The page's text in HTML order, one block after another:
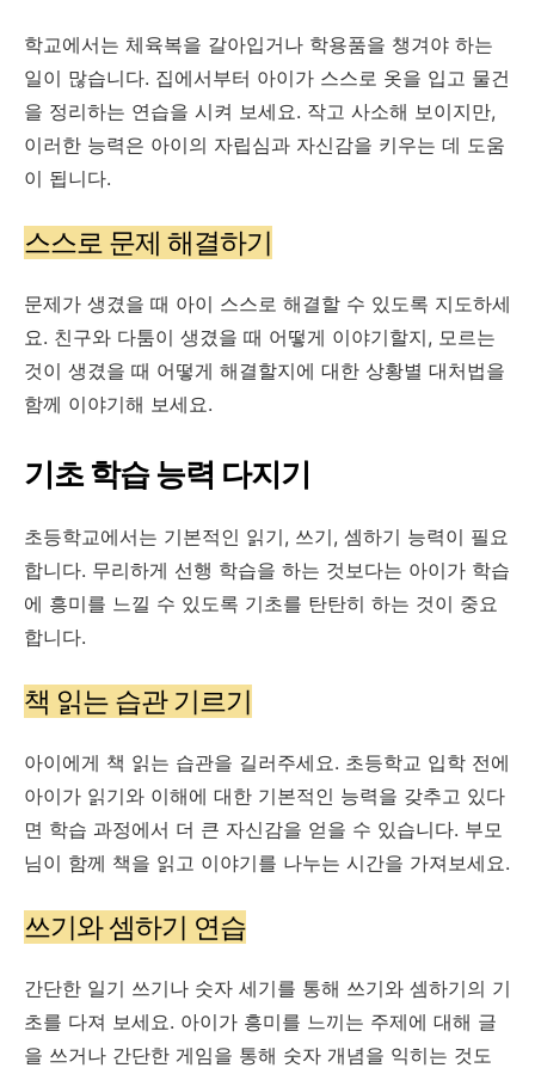
학교에서는 체육복을 갈아입거나 학용품을 챙겨야 하는
일이 많습니다. 집에서부터 아이가 스스로 옷을 입고 물건
을 정리하는 연습을 시켜 보세요. 작고 사소해 보이지만,
이러한 능력은 아이의 자립심과 자신감을 키우는 데 도움
이 됩니다.
스스로 문제 해결하기
문제가 생겼을 때 아이 스스로 해결할 수 있도록 지도하세
요. 친구와 다툼이 생겼을 때 어떻게 이야기할지, 모르는
것이 생겼을 때 어떻게 해결할지에 대한 상황별 대처법을
함께 이야기해 보세요.
기초 학습 능력 다지기
초등학교에서는 기본적인 읽기, 쓰기, 셈하기 능력이 필요
합니다. 무리하게 선행 학습을 하는 것보다는 아이가 학습
에 흥미를 느낄 수 있도록 기초를 탄탄히 하는 것이 중요
합니다.
책 읽는 습관 기르기
아이에게 책 읽는 습관을 길러주세요. 초등학교 입학 전에
아이가 읽기와 이해에 대한 기본적인 능력을 갖추고 있다
면 학습 과정에서 더 큰 자신감을 얻을 수 있습니다. 부모
님이 함께 책을 읽고 이야기를 나누는 시간을 가져보세요.
쓰기와 셈하기 연습
간단한 일기 쓰기나 숫자 세기를 통해 쓰기와 셈하기의 기
초를 다져 보세요. 아이가 흥미를 느끼는 주제에 대해 글
을 쓰거나 간단한 게임을 통해 숫자 개념을 익히는 것도